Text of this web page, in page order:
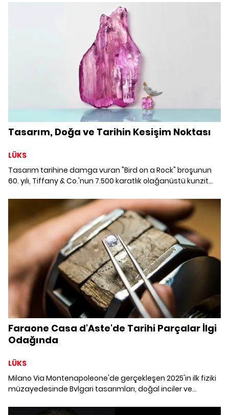
sanatsal mirasını, çağdaş tasarım vizyonuyla
Tasarım, Doğa ve Tarihin Kesişim Noktası
LÜKS
Tasarım tarihine damga vuran "Bird on a Rock" broşunun
60. yılı, Tiffany & Co.'nun 7.500 karatlık olağanüstü kunzit
Faraone Casa d'Aste'de Tarihi Parçalar İlgi
Odağında
LÜKS
Milano Via Montenapoleone'de gerçekleşen 2025'in ilk fiziki
müzayedesinde Bvlgari tasarımları, doğal inciler ve